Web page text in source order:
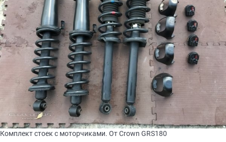
Комплект стоек с моторчиками. От Crown GRS180